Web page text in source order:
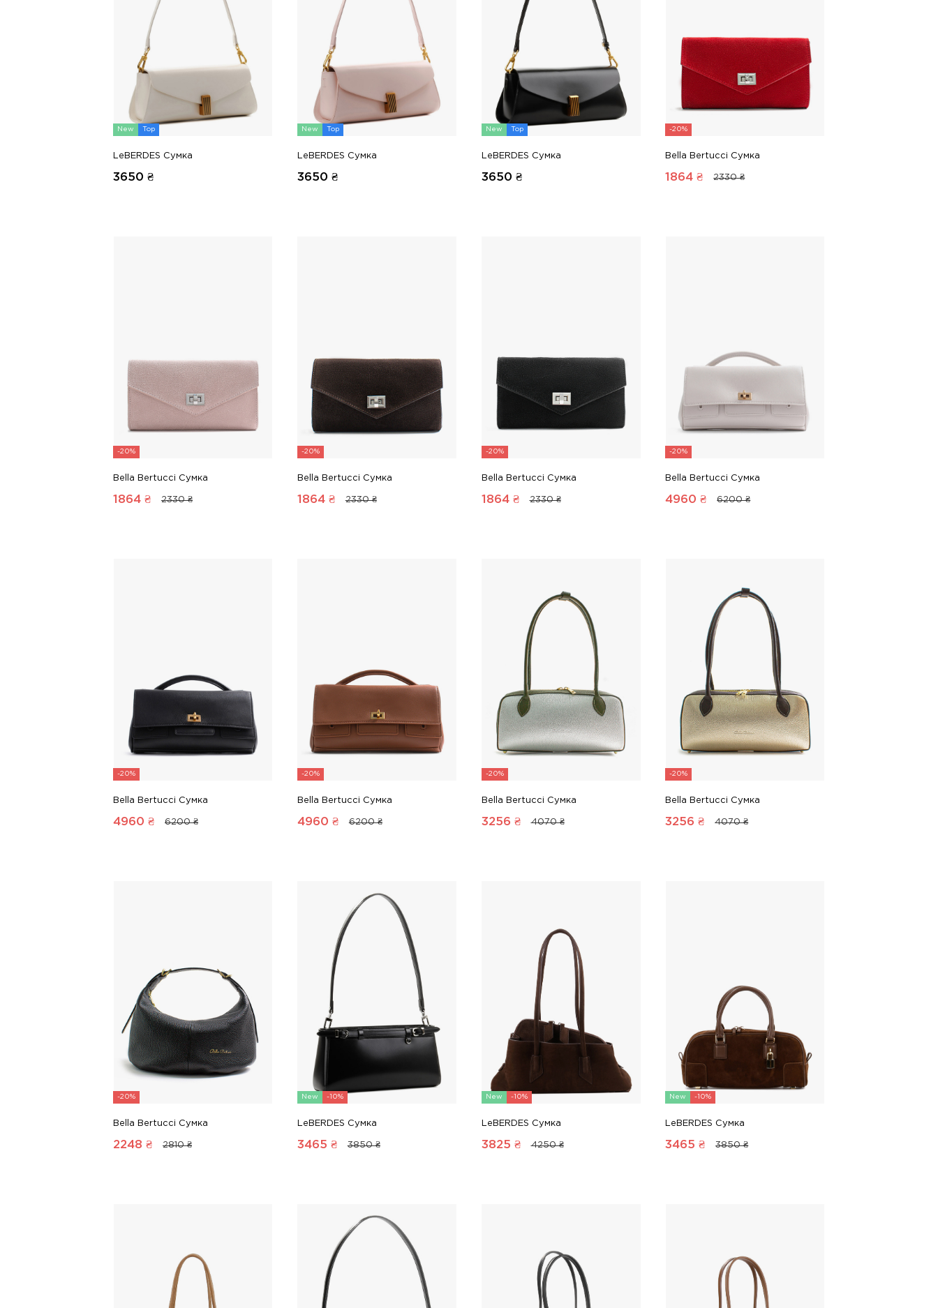
New Top
LeBERDES Сумка
3650 ₴
New Top
LeBERDES Сумка
3650 ₴
New Top
LeBERDES Сумка
3650 ₴
-20%
Bella Bertucci Сумка
1864 ₴ 2330 ₴
-20%
Bella Bertucci Сумка
1864 ₴ 2330 ₴
-20%
Bella Bertucci Сумка
1864₴ 2330 ₴
-20%
Bella Bertucci Сумка
1864₴ 2330 ₴
-20%
Bella Bertucci Сумка
4960 ₴ 6200 ₴
-20%
Bella Bertucci Сумка
4960 ₴ 6200 ₴
-20%
Bella Bertucci Сумка
4960 ₴ 6200 ₴
-20%
Bella Bertucci Сумка
3256 ₴ 4070 ₴
-20%
Bella Bertucci Сумка
3256 ₴ 4070 ₴
-20%
Bella Bertucci Сумка
2248 ₴ 2810 ₴
New -10%
LeBERDES Сумка
3465 ₴ 3850 ₴
New -10%
LeBERDES Сумка
3825 ₴ 4250 ₴
New -10%
LeBERDES Сумка
3465 ₴ 3850 ₴